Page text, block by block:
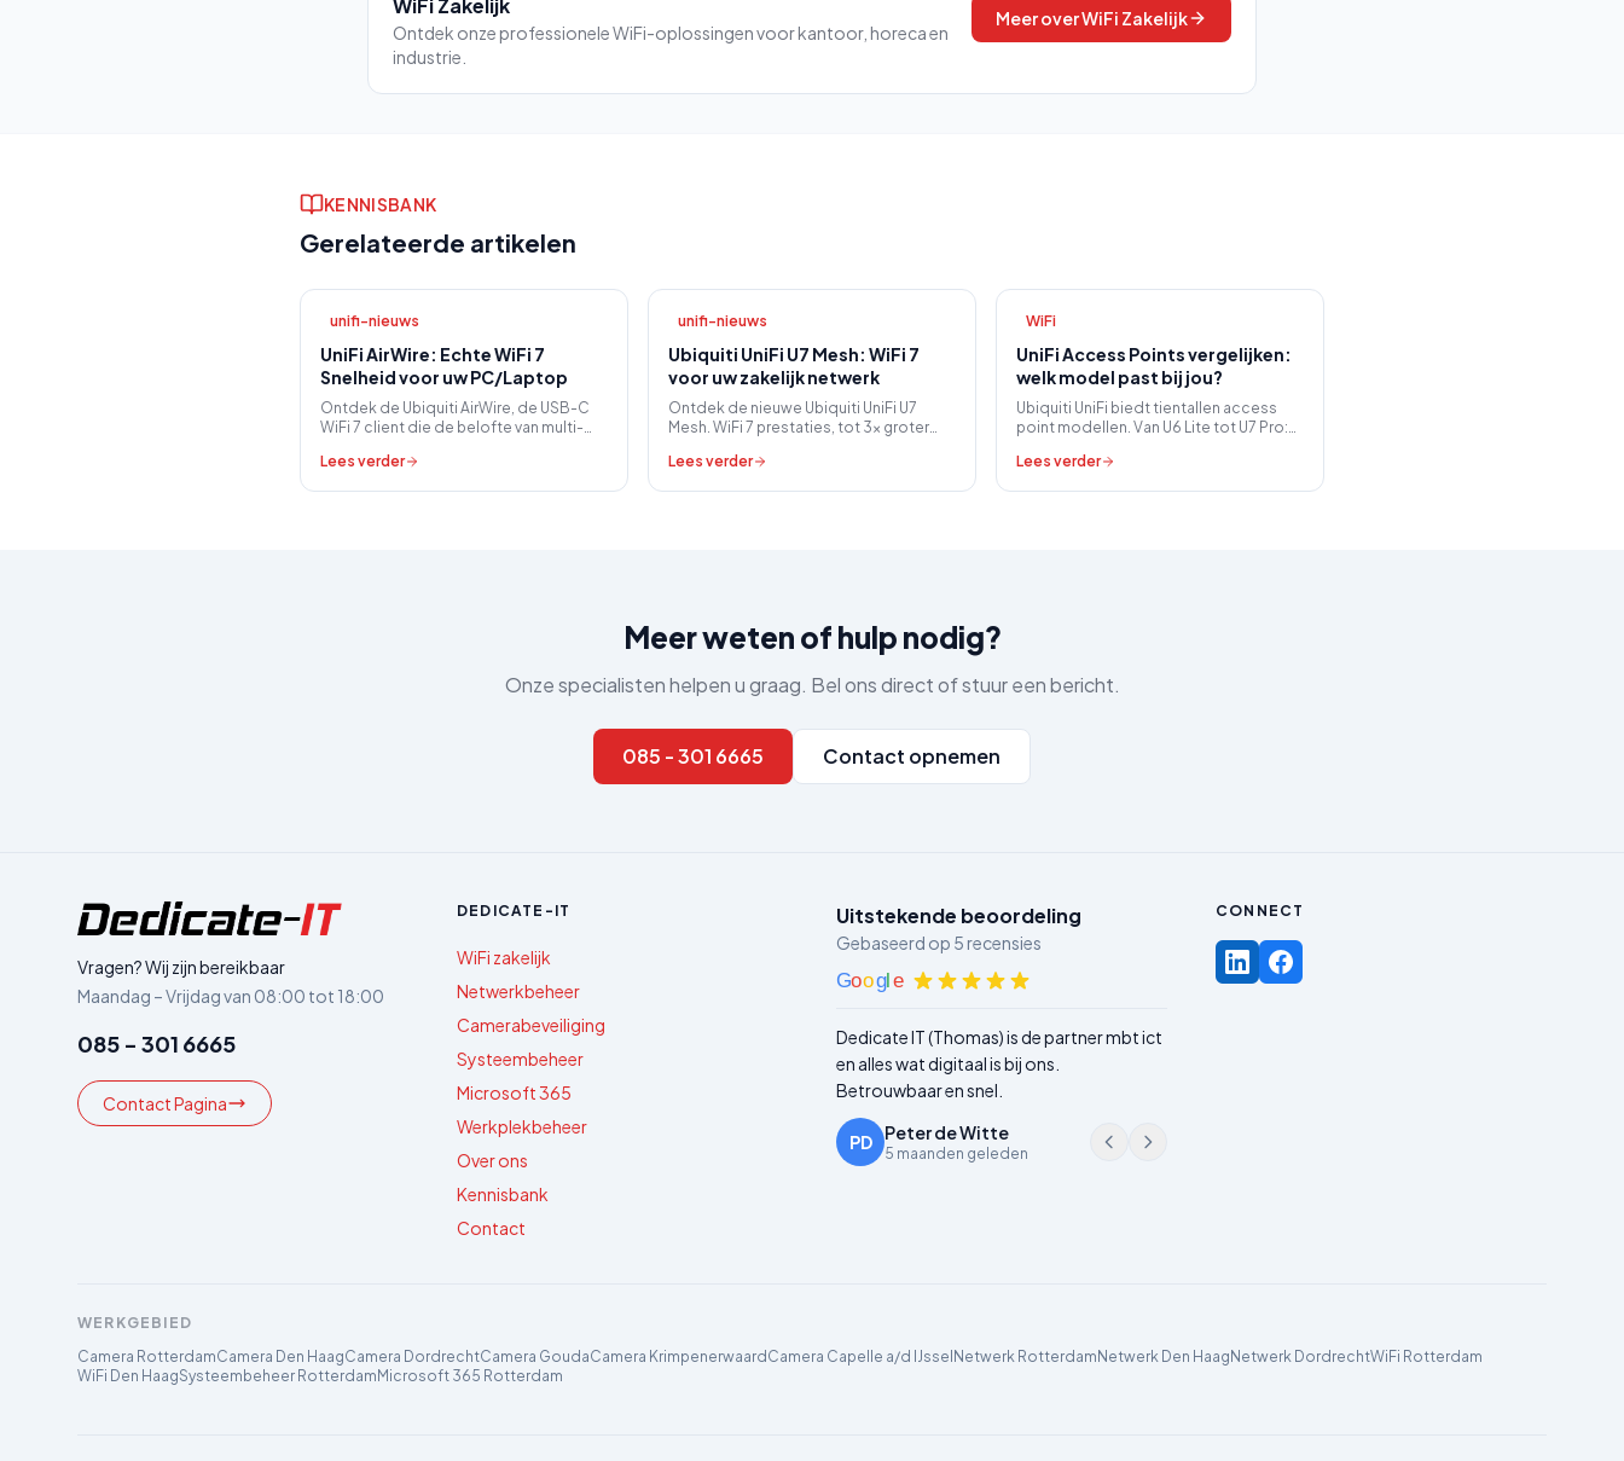
WiFi Zakelijk
Ontdek onze professionele WiFi-oplossingen voor kantoor, horeca en
industrie.
Meer overWiFi Zakelijk
KENNISBANK
Gerelateerde artikelen
unifi-nieuws
UniFi AirWire: Echte WiFi 7
Snelheid voor uw PC/Laptop
Ontdek de Ubiquiti AirWire, de USB-C
WiFi 7 client die de belofte van multi-
voor uw zakelijke UniFi netwerk.
Lees verder
unifi-nieuws
Ubiquiti UniFi U7 Mesh: WiFi 7
voor uw zakelijk netwerk
Ontdek de nieuwe Ubiquiti UniFi U7
Mesh. WiFi 7 prestaties, tot 3x groter
toekomstbestendige MKB-netwerk.
Lees verder
WiFi
UniFi Access Points vergelijken:
welk model past bij jou?
Ubiquiti UniFi biedt tientallen access
point modellen. Van U6 Lite tot U7 Pro:
uw situatie.
Lees verder
Meer weten of hulp nodig?
Onze specialisten helpen u graag. Bel ons direct of stuur een bericht.
085 - 301 6665 Contact opnemen
Vragen? Wij zijn bereikbaar
Maandag – Vrijdag van 08:00 tot 18:00
085 - 301 6665
Contact Pagina
DEDICATE-IT
WiFi zakelijk
Netwerkbeheer
Camerabeveiliging
Systeembeheer
Microsoft 365
Werkplekbeheer
Over ons
Kennisbank
Contact
Uitstekende beoordeling
Gebaseerd op 5 recensies
Googl e
Dedicate IT (Thomas) is de partner mbt ict
en alles wat digitaal is bij ons.
Betrouwbaar en snel.
PD Peter de Witte
5 maanden geleden
CONNECT
WERKGEBIED
Camera RotterdamCamera Den HaagCamera DordrechtCamera GoudaCamera Krimpenerwaard Camera Capelle a/d IJssel Netwerk Rotterdam Netwerk Den Haag Netwerk DordrechtWiFi Rotterdam
WiFi Den HaagSysteembeheer Rotterdam Microsoft 365 Rotterdam